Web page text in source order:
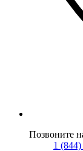
Позвоните
1